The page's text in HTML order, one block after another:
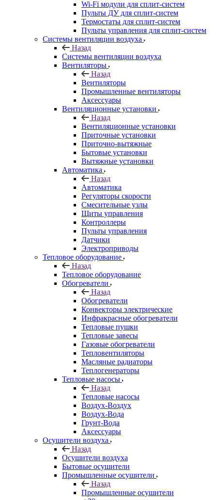
Wi-Fi модули для сплит-систем
Пульты ДУ для сплит-систем
Термостаты для сплит-систем
Пульты управления для сплит-систем
Системы вентиляции воздуха
Назад
Системы вентиляции воздуха
Вентиляторы
Назад
Вентиляторы
Промышленные вентиляторы
Аксессуары
Вентиляционные установки
Назад
Вентиляционные установки
Приточные установки
Приточно-вытяжные
Бытовые установки
Вытяжные установки
Автоматика
Назад
Автоматика
Регуляторы скорости
Смесительные узлы
Щиты управления
Контроллеры
Пульты управления
Датчики
Электроприводы
Тепловое оборудование
Назад
Тепловое оборудование
Обогреватели
Назад
Обогреватели
Конвекторы электрические
Инфракрасные обогреватели
Тепловые пушки
Тепловые завесы
Газовые обогреватели
Тепловентиляторы
Масляные радиаторы
Теплогенераторы
Тепловые насосы
Назад
Тепловые насосы
Воздух-Воздух
Воздух-Вода
Грунт-Вода
Аксессуары
Осушители воздуха
Назад
Осушители воздуха
Бытовые осушители
Промышленные осушители
Назад
Промышленные осушители